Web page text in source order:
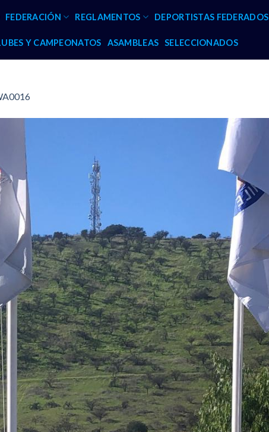
FEDERACIÓN REGLAMENTOS DEPORTISTAS FEDERADOS
Y CAMPEONATOS ASAMBLEAS SELECCIONADOS